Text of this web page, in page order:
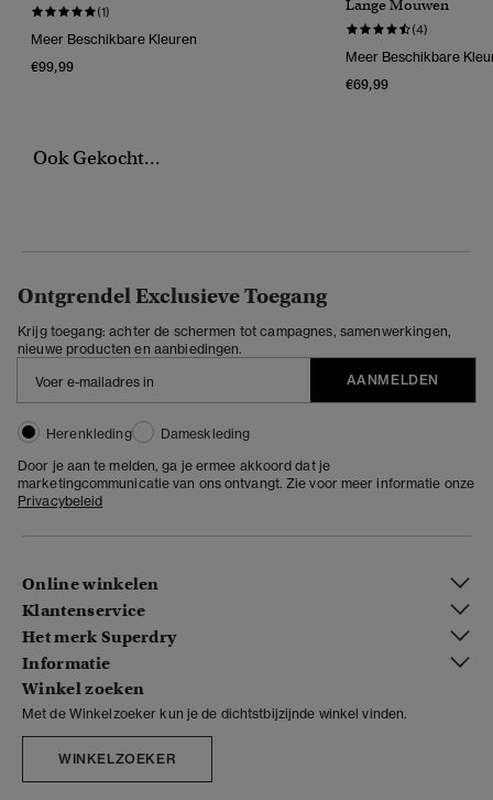
(1)
Meer Beschikbare Kleuren
€99,99
Lange Mouwen
(4)
Meer Beschikbare
€69,99
Ook Gekocht...
Ontgrendel Exclusieve Toegang
Krijg toegang: achter de schermen tot campagnes, samenwerkingen,
nieuwe producten en aanbiedingen.
AANMELDEN
Herenkleding
Dameskleding
Door je aan te melden, ga je ermee akkoord dat je
marketingcommunicatie van ons ontvangt. Zie voor meer informatie onze
Privacybeleid
Online winkelen
Klantenservice
Het merk Superdry
Informatie
Winkel zoeken
Met de Winkelzoeker kun je de dichtstbijzijnde winkel vinden.
WINKELZOEKER